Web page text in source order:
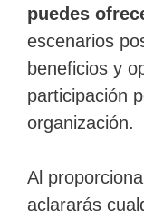
puedes
escenarios
beneficios y
participación
organización.
Al
aclararás